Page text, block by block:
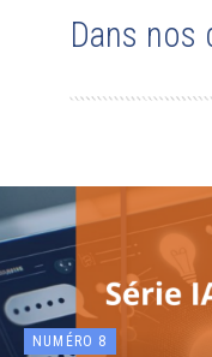
Dans nos
NUMÉRO 8